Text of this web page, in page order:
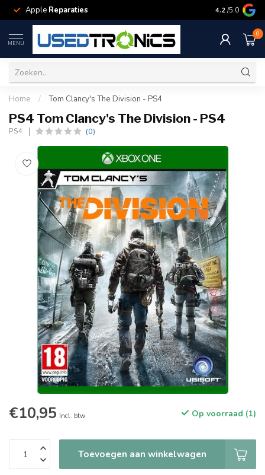
Apple Reparaties Samsung
4.2 /5.0
MENU
0
Home / Tom Clancy's The Division - PS4
PS4 Tom Clancy's The Division - PS4
PS4 (0)
€10,95 Incl. btw Op voorraad (1)
Toevoegen aan winkelwagen